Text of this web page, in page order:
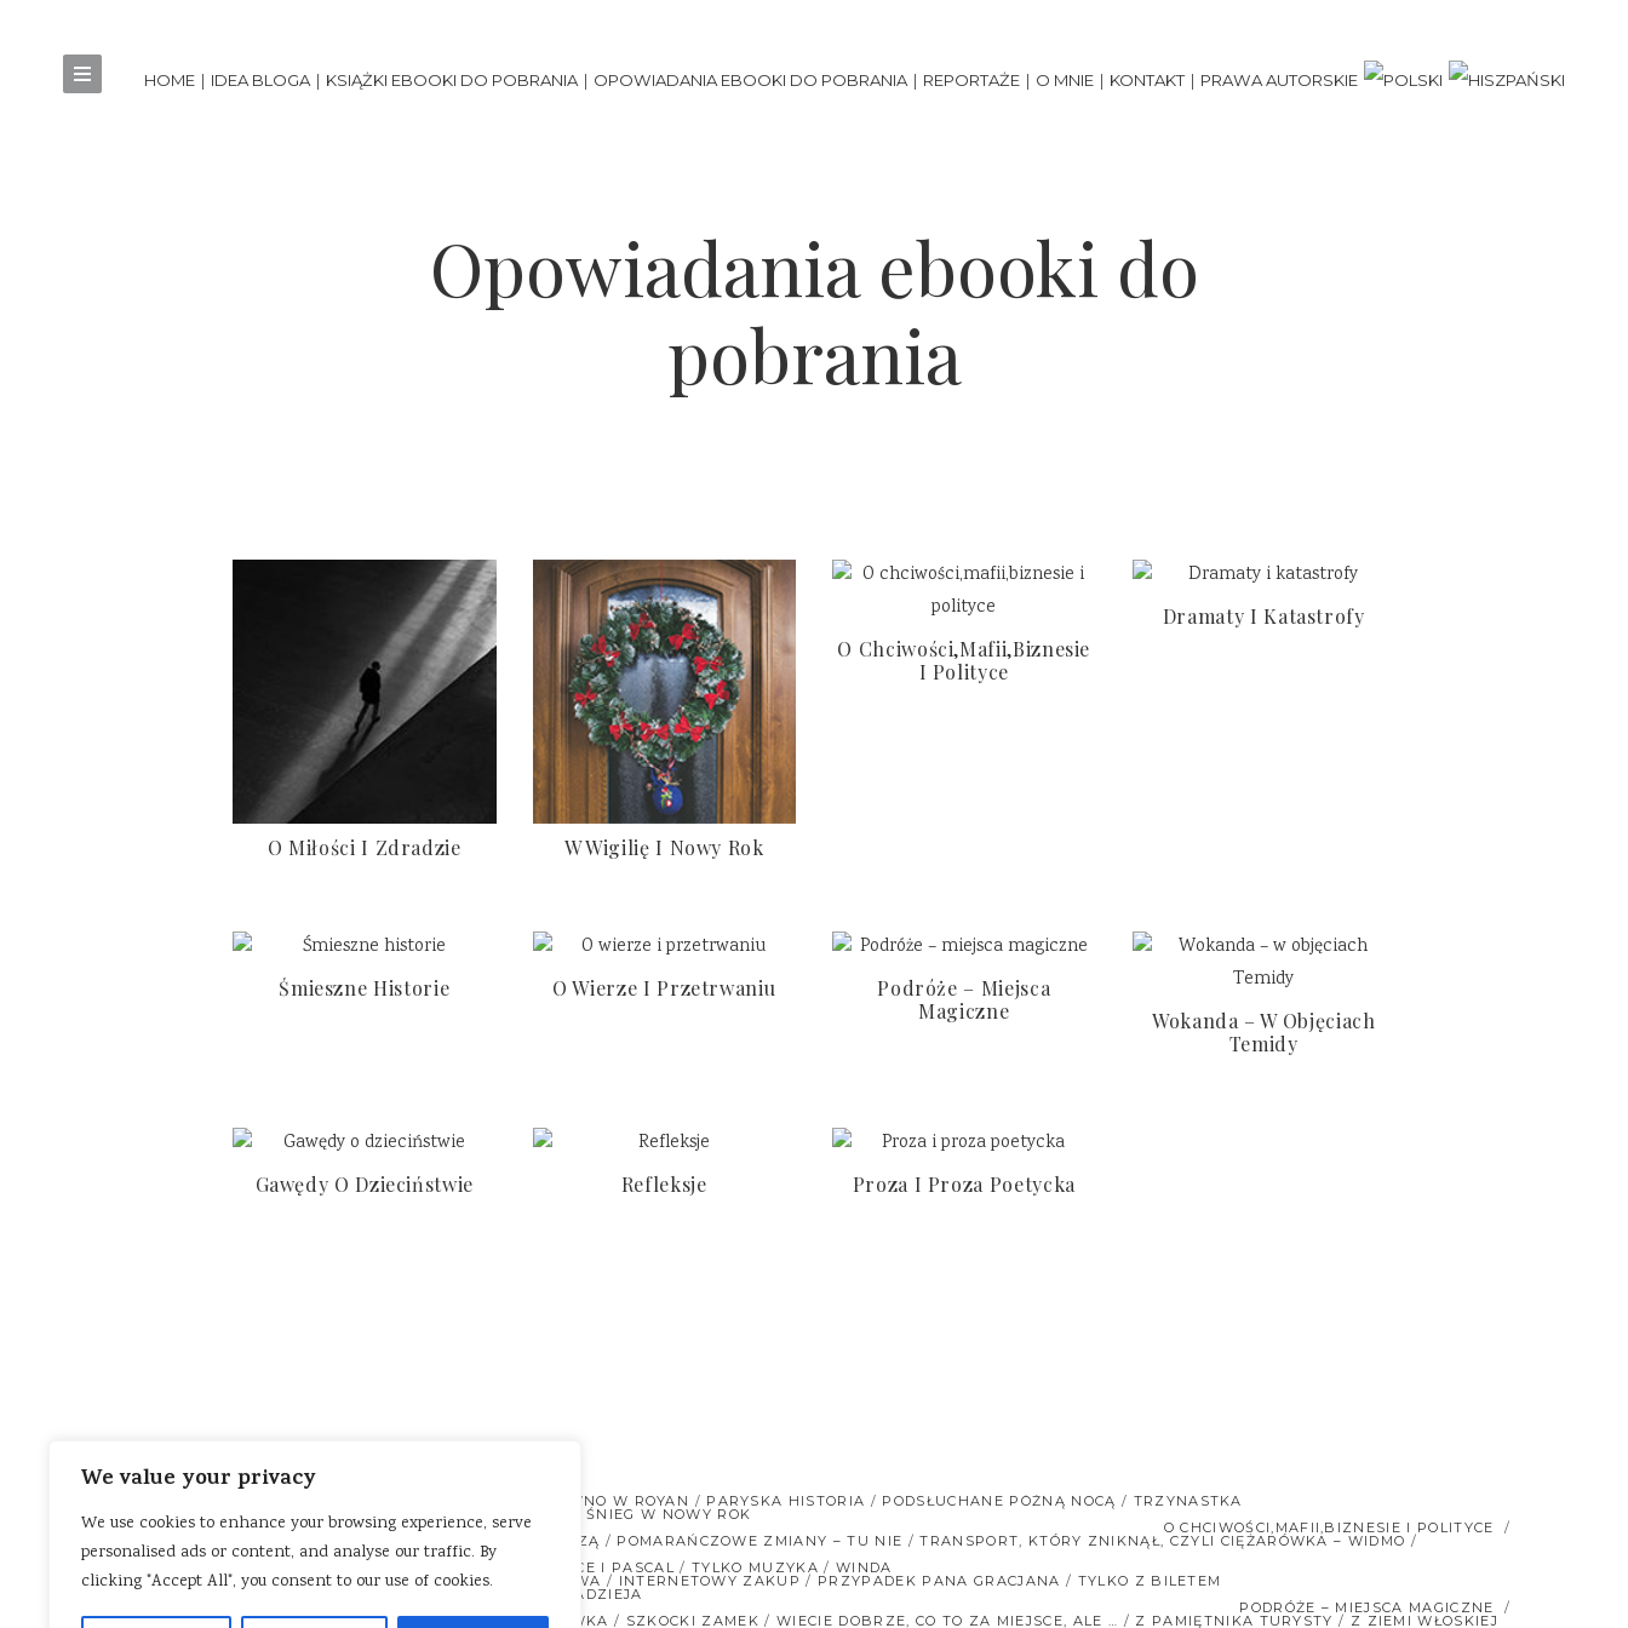
We value your privacy
We use cookies to enhance your browsing experience, serve
personalised ads or content, and analyse our traffic. By
clicking "Accept All", you consent to our use of cookies.
HOME IDEA BLOGA KSIĄŻKI EBOOKI DO POBRANIA OPOWIADANIA EBOOKI DO POBRANIA REPORTAŻE O MNIE KONTAKT PRAWA AUTORSKIE
Opowiadania ebooki do
pobrania
O Miłości I Zdradzie W Wigilię I Nowy Rok
O Chciwości,mafii,biznesie
I Polityce
Dramaty I Katastrofy
Śmieszne Historie O Wierze I Przetrwaniu
Podróże – Miejsca
Magiczne
Wokanda – W Objęciach
Temidy
Gawędy O Dzieciństwie Refleksje Proza I Proza Poetycka
NIEDAWNO W ROYAN PARYSKA HISTORIA PODSŁUCHANE PÓŹNĄ NOCĄ TRZYNASTKA
W WIGILIĘ I NOWY ROK NOC SYLWESTROWA ŚNIEG W NOWY ROK
O CHCIWOŚCI,MAFII,BIZNESIE I POLITYCE
ETAŻOWA NA ETACIE NIE OCZEKUJCIE, ŻE WAM WYBACZĄ POMARAŃCZOWE ZMIANY – TU NIE TRANSPORT, KTÓRY ZNIKNĄŁ, CZYLI CIĘŻARÓWKA – WIDMO
WARTOŚCI
CANDICE I PASCAL TYLKO MUZYKA WINDA
ŚMIESZNE HISTORIE HALO! TU FIRMA UBEZPIECZENIOWA INTERNETOWY ZAKUP PRZYPADEK PANA GRACJANA TYLKO Z BILETEM
O WIERZE I PRZETRWANIU NADZIEJA
PODRÓŻE – MIEJSCA MAGICZNE
HAKUNA MATATA MAGICZNA LEŚNICZÓWKA SZKOCKI ZAMEK WIECIE DOBRZE, CO TO ZA MIEJSCE, ALE … Z PAMIĘTNIKA TURYSTY Z ZIEMI WŁOSKIEJ